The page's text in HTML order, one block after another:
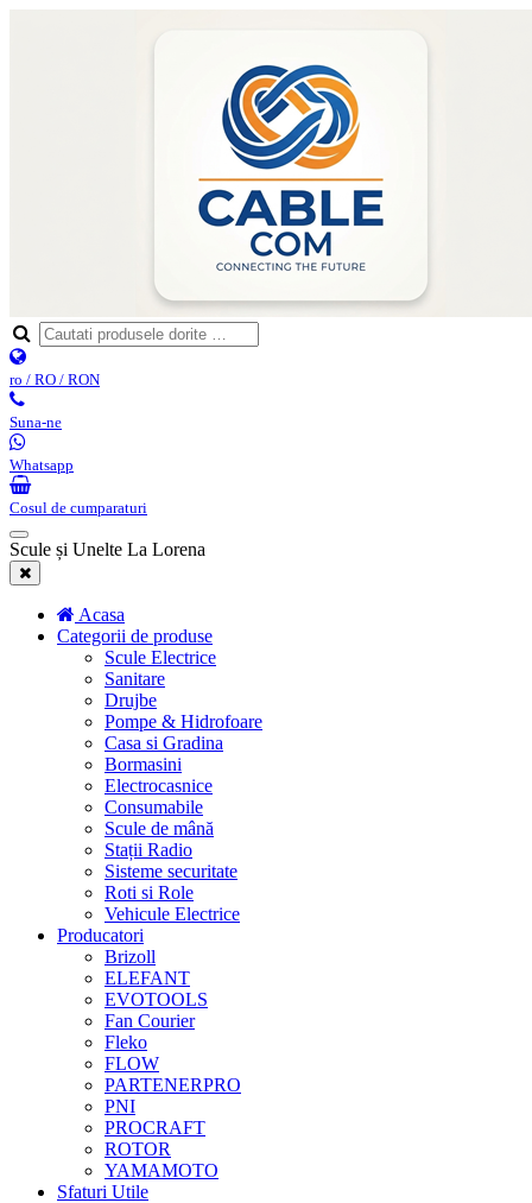
ro / RO / RON
Suna-ne
Whatsapp
Cosul de cumparaturi
Scule și Unelte La Lorena
Acasa
Categorii de produse
Scule Electrice
Sanitare
Drujbe
Pompe & Hidrofoare
Casa si Gradina
Bormasini
Electrocasnice
Consumabile
Scule de mână
Stații Radio
Sisteme securitate
Roti si Role
Vehicule Electrice
Producatori
Brizoll
ELEFANT
EVOTOOLS
Fan Courier
Fleko
FLOW
PARTENERPRO
PNI
PROCRAFT
ROTOR
YAMAMOTO
Sfaturi Utile